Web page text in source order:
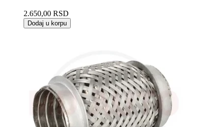
2.650,00 RSD
Dodaj u korpu